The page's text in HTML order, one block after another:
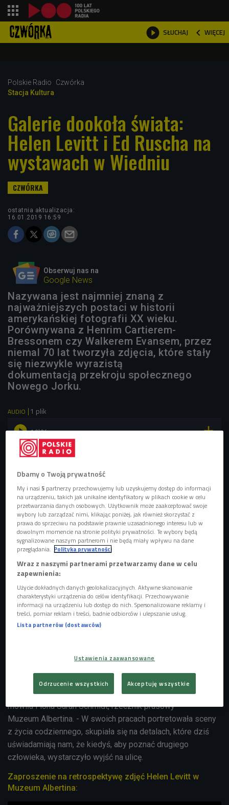
 SŁUCHAJ  WIĘCEJ

Polskie Radio
Czwórka
Stacja Kultura
Galerie dookoła świata:
Helen Levitt i Ed Ruscha na
wystawach w Wiedniu
ostatnia aktualizacja:
16.01.2019 16:59
Obserwuj nas na
Google News
Nazywana jest najmniej znaną z
najważniejszych postaci w historii
amerykańskiej fotografii XX wieku.
Porównywana z Henrim Cartierem-
Bressonem czy Walkerem Evansem, przez
niemal 70 lat tworzyła zdjęcia, które stały
się niezwykle wyrazistą
dokumentacją przekroju społecznego
Nowego Jorku.
AUDIO 1 plik
 10'26 
Helen Levitt, Ed Ruscha, Nico Pirosmani na wystawach
w Wiedniu, futuryzm Kaarela Kurismyy w Talinie. Poleca
Dominika Klimek (Stacja kultura/Czwórka)
Wystawa prac amerykańskiej fotografki Helen Levitt w Museo de Colecciones
- Helen Levitt była pionierką fotografii ulicznej, kronikarką
jej uwagi znajdowali się głównie mieszkańcy ubogich
dzielnic, takich jak Lower East Side, Bronx i Harlem -
mówiłaFiona Sarah Schmidt, rzecznik prasowy
Muzeum Albertina. - W swoich pracach portretowała sceny
z życia codziennego, skupiała się na detalach, które dziś
uświadamiają nam, że kiedyś, aby poznać drugiego
człowieka, wystarczyło wyjść na ulicę.
Zaproszenie na retrospektywę zdjęć Helen Levitt w
Muzeum Albertina:
Dbamy o Twoją prywatność
My i nasi5 partnerzy przechowujemy lub uzyskujemy dostęp do informacji
na urządzeniu, takich jak unikalne identyfikatory w plikach cookie w celu
przetwarzania danych osobowych. Użytkownik może zaakceptować swoje
wybory lub zarządzać nimi, klikając poniżej, jak również skorzystać z
prawa do sprzeciwu na podstawie prawnie uzasadnionego interesu lub w
dowolnym momencie na stronie polityki prywatności. Te wybory będą
sygnalizowane naszym partnerom i nie będą miały wpływu na dane
przeglądania. Polityka prywatności
Wraz z naszymi partnerami przetwarzamy dane w celu
zapewnienia:
Użycie dokładnych danych geolokalizacyjnych. Aktywne skanowanie
charakterystyki urządzenia do celów identyfikacji. Przechowywanie
informacji na urządzeniu lub dostęp do nich. Spersonalizowane reklamy i
treści, pomiar reklam i treści, badnie odbiorców i ulepszanie usług.
Lista partnerów (dostawców)
Ustawienia zaawansowane
Odrzucenie wszystkich Akceptuję wszystkie